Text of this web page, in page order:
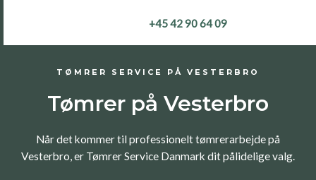
+45 42 90 64 09
TØMRER SERVICE PÅ VESTERBRO
Tømrer på Vesterbro
Når det kommer til professionelt tømrerarbejde på
Vesterbro, er Tømrer Service Danmark dit pålidelige valg.